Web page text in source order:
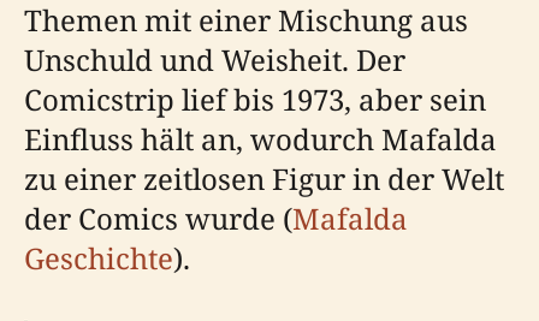
Themen mit einer Mischung aus
Unschuld und Weisheit. Der
Comicstrip lief bis 1973, aber sein
Einfluss hält an, wodurch Mafalda
zu einer zeitlosen Figur in der Welt
der Comics wurde (Mafalda
Geschichte).